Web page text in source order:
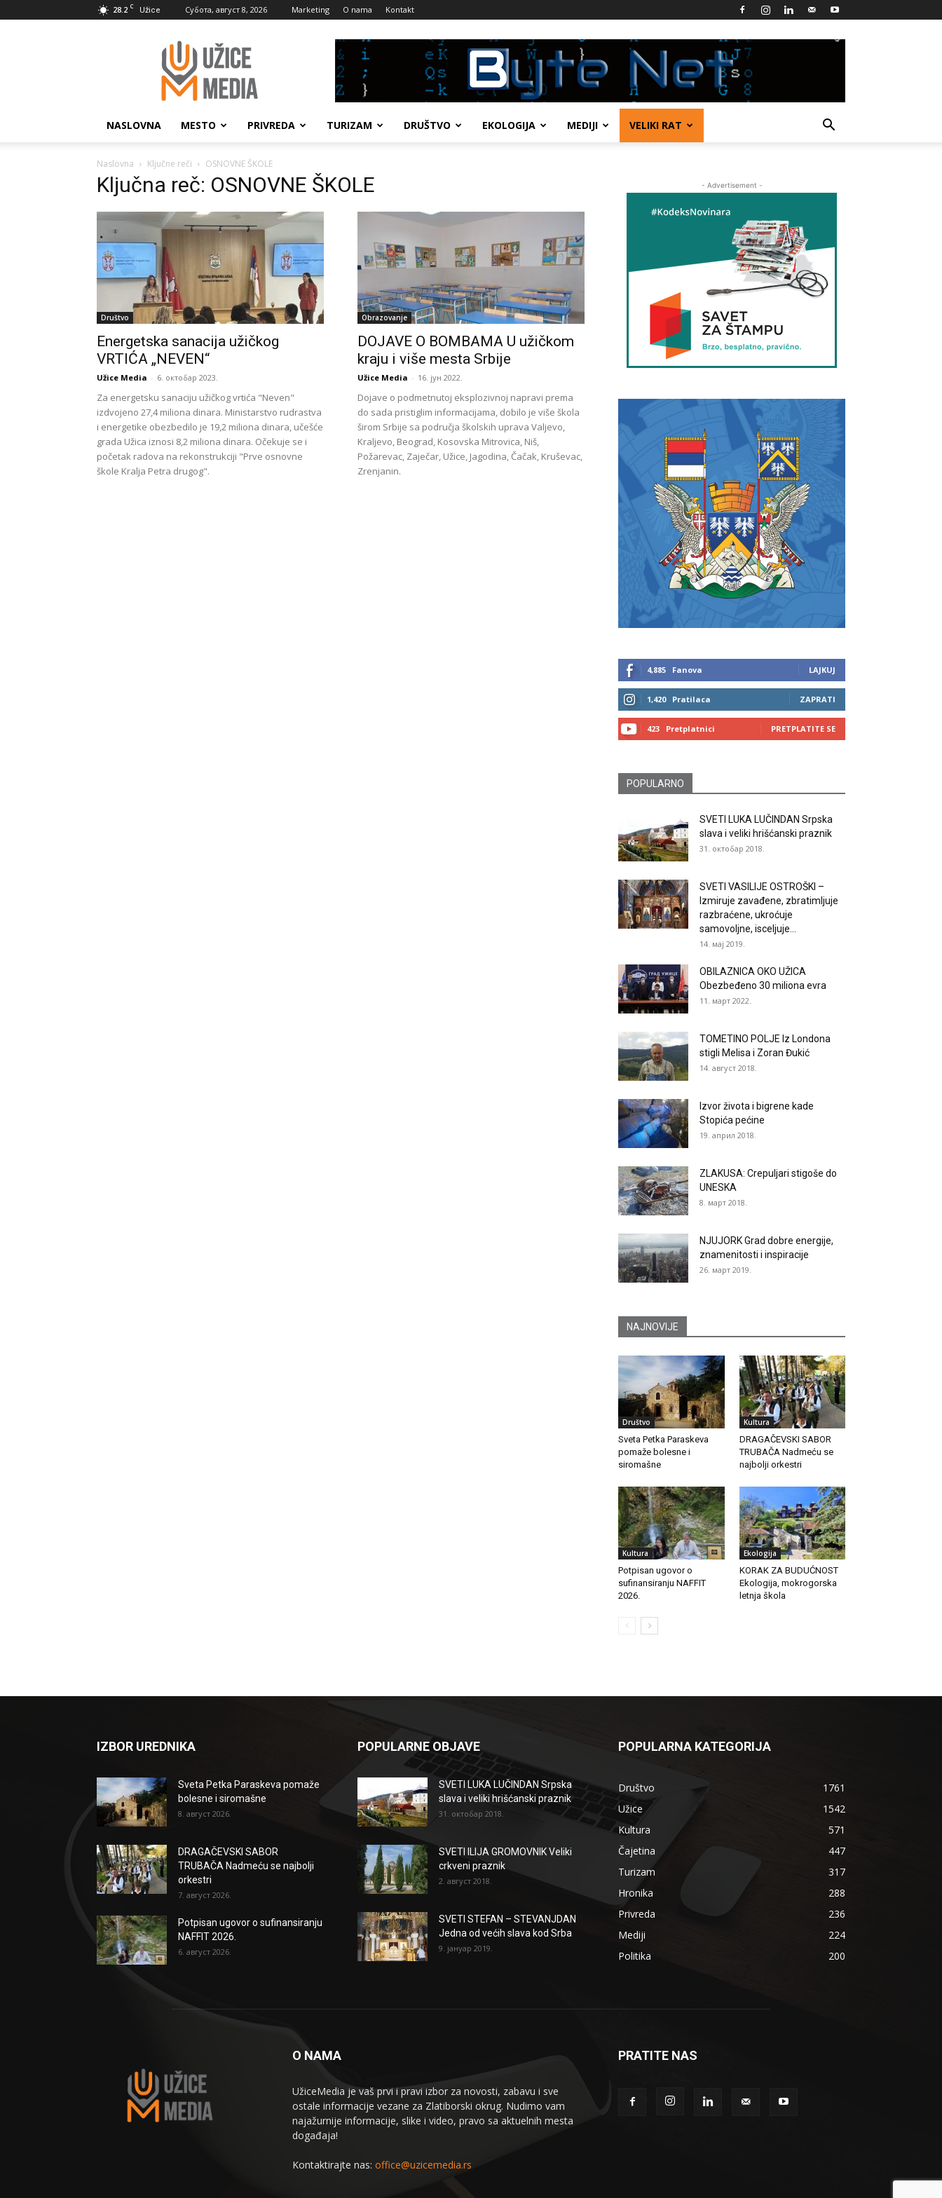
28.2 C Užice Субота, август 8, 2026 Marketing O nama Kontakt
UžiceMedia
NASLOVNA MESTO PRIVREDA TURIZAM DRUŠTVO EKOLOGIJA MEDIJI VELIKI RAT
Naslovna Ključne reči OSNOVNE ŠKOLE
Ključna reč: OSNOVNE ŠKOLE
Društvo
Energetska sanacija užičkog
VRTIĆA „NEVEN“
Užice Media - 6. октобар 2023.
Za energetsku sanaciju užičkog vrtića "Neven"
izdvojeno 27,4 miliona dinara. Ministarstvo rudrastva
i energetike obezbedilo je 19,2 miliona dinara, učešće
grada Užica iznosi 8,2 miliona dinara. Očekuje se i
početak radova na rekonstrukciji "Prve osnovne
škole Kralja Petra drugog".
Obrazovanje
DOJAVE O BOMBAMA U užičkom
kraju i više mesta Srbije
Užice Media - 16. јун 2022.
Dojave o podmetnutoj eksplozivnoj napravi prema
do sada pristiglim informacijama, dobilo je više škola
širom Srbije sa područja školskih uprava Valjevo,
Kraljevo, Beograd, Kosovska Mitrovica, Niš,
Požarevac, Zaječar, Užice, Jagodina, Čačak, Kruševac,
Zrenjanin.
- Advertisement -
4,885 Fanova LAJKUJ
1,420 Pratilaca ZAPRATI
423 Pretplatnici PRETPLATITE SE
POPULARNO
SVETI LUKA LUČINDAN Srpska
slava i veliki hrišćanski praznik
31. октобар 2018.
SVETI VASILIJE OSTROŠKI –
Izmiruje zavađene, zbratimljuje
razbraćene, ukroćuje
samovoljne, isceljuje...
14. мај 2019.
OBILAZNICA OKO UŽICA
Obezbeđeno 30 miliona evra
11. март 2022.
TOMETINO POLJE Iz Londona
stigli Melisa i Zoran Đukić
14. август 2018.
Izvor života i bigrene kade
Stopića pećine
19. април 2018.
ZLAKUSA: Crepuljari stigoše do
UNESKA
8. март 2018.
NJUJORK Grad dobre energije,
znamenitosti i inspiracije
26. март 2019.
NAJNOVIJE
Društvo
Sveta Petka Paraskeva
pomaže bolesne i
siromašne
Kultura
DRAGAČEVSKI SABOR
TRUBAČA Nadmeću se
najbolji orkestri
Kultura
Potpisan ugovor o
sufinansiranju NAFFIT
2026.
Ekologija
KORAK ZA BUDUĆNOST
Ekologija, mokrogorska
letnja škola
IZBOR UREDNIKA
Sveta Petka Paraskeva pomaže
bolesne i siromašne
8. август 2026.
DRAGAČEVSKI SABOR
TRUBAČA Nadmeću se najbolji
orkestri
7. август 2026.
Potpisan ugovor o sufinansiranju
NAFFIT 2026.
6. август 2026.
POPULARNE OBJAVE
SVETI LUKA LUČINDAN Srpska
slava i veliki hrišćanski praznik
31. октобар 2018.
SVETI ILIJA GROMOVNIK Veliki
crkveni praznik
2. август 2018.
SVETI STEFAN – STEVANJDAN
Jedna od većih slava kod Srba
9. јануар 2019.
POPULARNA KATEGORIJA
Društvo
1761
Užice
1542
Kultura
571
Čajetina
447
Turizam
317
Hronika
288
Privreda
236
Mediji
224
Politika
200
O NAMA
UžiceMedia je vaš prvi i pravi izbor za novosti, zabavu i sve
ostale informacije vezane za Zlatiborski okrug. Nudimo vam
najažurnije informacije, slike i video, pravo sa aktuelnih mesta
događaja!
Kontaktirajte nas: office@uzicemedia.rs
PRATITE NAS